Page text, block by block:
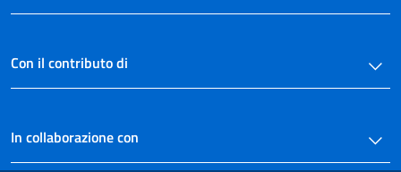
Con il contributo di
In collaborazione con